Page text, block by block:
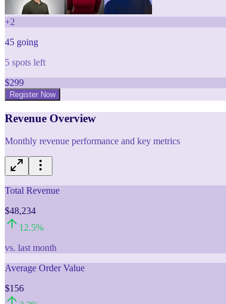
+2
45 going
5 spots left
$299
Register Now
Revenue Overview
Monthly revenue performance and key metrics
Total Revenue
$48,234
12.5%
vs. last month
Average Order Value
$156